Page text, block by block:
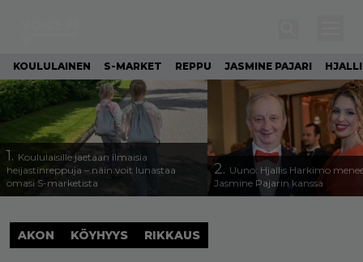
KOULULAINEN S-MARKET REPPU JASMINE PAJARI
1. Koululaisille jaetaan ilmaisia
heijastinreppuja – näin voit lunastaa
omasi S-marketista
2. Uuno: Hjallis Harkimo
Jasmine Pajarin kanssa
AKON KÖYHYYS RIKKAUS